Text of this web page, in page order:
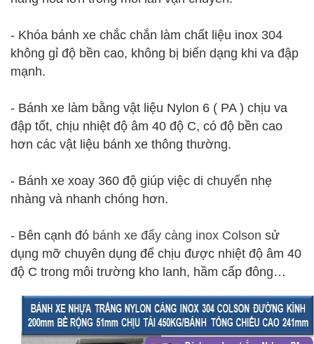
- Khóa bánh xe chắc chắn làm chất liệu inox 304
không gỉ độ bền cao, không bị biến dạng khi va đập
mạnh.
- Bánh xe làm bằng vật liệu Nylon 6 ( PA ) chịu va
đập tốt, chịu nhiệt độ âm 40 độ C, có độ bền cao
hơn các vật liệu bánh xe thông thường.
- Bánh xe xoay 360 độ giúp việc di chuyển nhẹ
nhàng và nhanh chóng hơn.
- Bên cạnh đó bánh xe đẩy càng inox Colson sử
dụng mỡ chuyên dụng để chịu được nhiệt độ âm 40
độ C trong môi trường kho lanh, hầm cấp đông…